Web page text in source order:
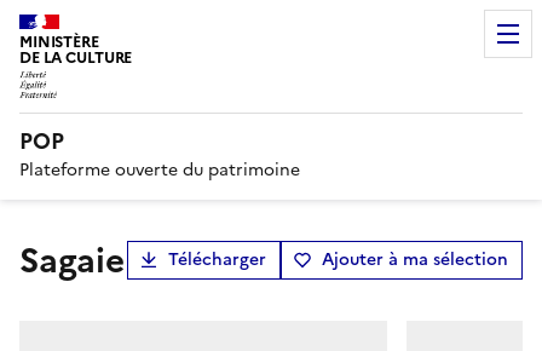
MINISTÈRE
DE LA CULTURE
POP
Plateforme ouverte du patrimoine
sagaie Télécharger Ajouter à ma sélection